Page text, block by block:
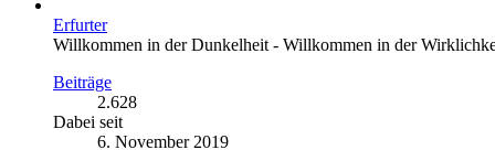
Erfurter
Willkommen in der Dunkelheit - Willkommen in der
Beiträge
2.628
Dabei seit
6. November 2019